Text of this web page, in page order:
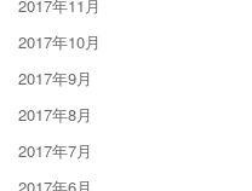
2017年11月
2017年10月
2017年9月
2017年8月
2017年7月